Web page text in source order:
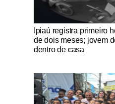
Notícias Católicas
Ipiaú registra primeiro
de dois meses; jovem
dentro de casa